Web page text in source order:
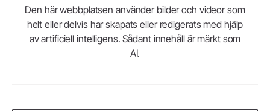
Den här webbplatsen använder bilder och videor som
helt eller delvis har skapats eller redigerats med hjälp
av artificiell intelligens. Sådant innehåll är märkt som
AI.